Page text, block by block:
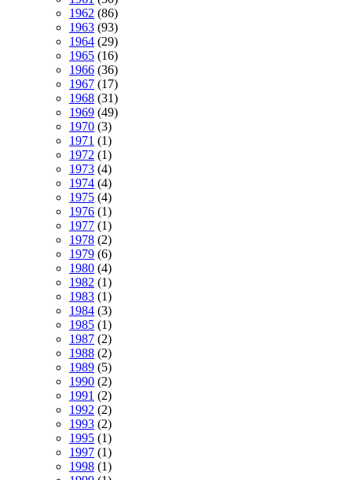
1962 (86)
1963 (93)
1964 (29)
1965 (16)
1966 (36)
1967 (17)
1968 (31)
1969 (49)
1970 (3)
1971 (1)
1972 (1)
1973 (4)
1974 (4)
1975 (4)
1976 (1)
1977 (1)
1978 (2)
1979 (6)
1980 (4)
1982 (1)
1983 (1)
1984 (3)
1985 (1)
1987 (2)
1988 (2)
1989 (5)
1990 (2)
1991 (2)
1992 (2)
1993 (2)
1995 (1)
1997 (1)
1998 (1)